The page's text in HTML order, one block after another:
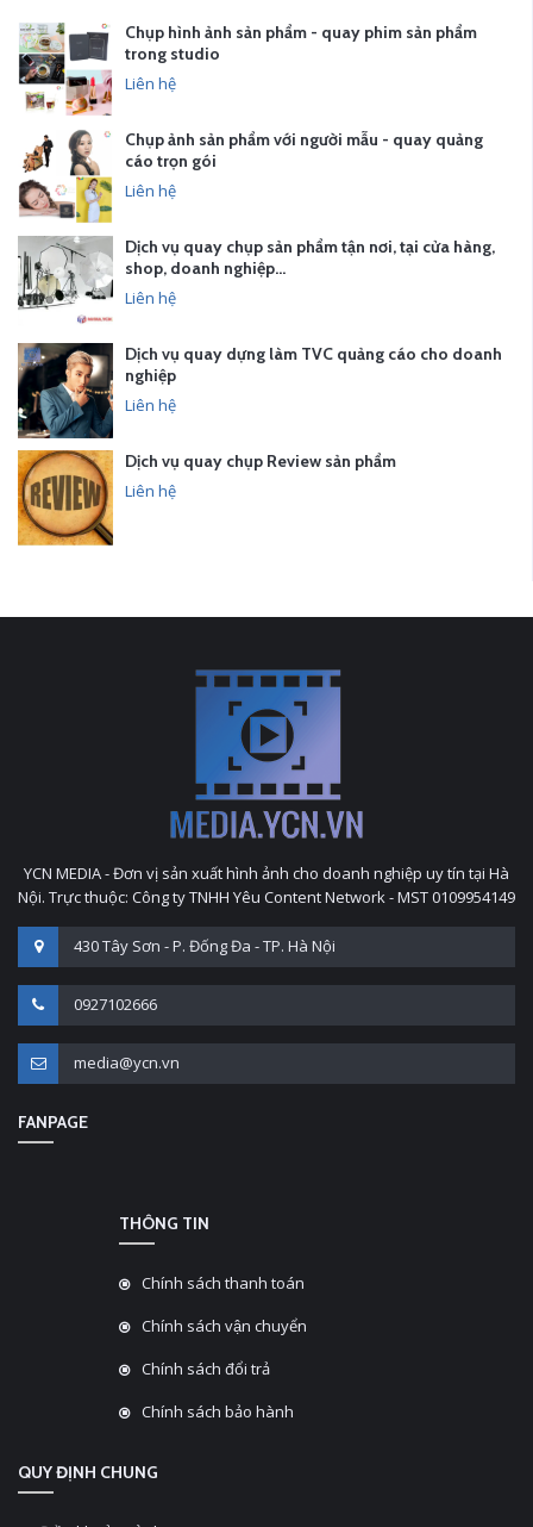
Chụp hình ảnh sản phẩm - quay phim sản phẩm
trong studio
Liên hệ
Chụp ảnh sản phẩm với người mẫu - quay quảng
cáo trọn gói
Liên hệ
Dịch vụ quay chụp sản phẩm tận nơi, tại cửa hàng,
shop, doanh nghiệp…
Liên hệ
Dịch vụ quay dựng làm TVC quảng cáo cho doanh
nghiệp
Liên hệ
Dịch vụ quay chụp Review sản phẩm
Liên hệ
YCN MEDIA - Đơn vị sản xuất hình ảnh cho doanh nghiệp uy tín tại Hà
Nội. Trực thuộc: Công ty TNHH Yêu Content Network - MST 0109954149
430 Tây Sơn - P. Đống Đa - TP. Hà Nội
0927102666
media@ycn.vn
FANPAGE
THÔNG TIN
Chính sách thanh toán
Chính sách vận chuyển
Chính sách đổi trả
Chính sách bảo hành
QUY ĐỊNH CHUNG